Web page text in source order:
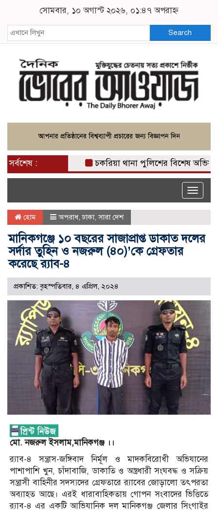
সোমবার, ১০ অগাস্ট ২০২৬, ০১:৪৭ অপরাহ্ন
Search
সর্বশেষ : চকরিয়া থানা পুলিশের বিশেষ অভিযান
Toggle
হোম অপরাধ,ঢাকা,সারা দেশ
মানিকগঞ্জে ১০ বছরের সাজাপ্রাপ্ত ডাকাত দলের
সর্দার তুহিন ও নজরুল (৪০)’কে গ্রেফতার
করেছে র‌্যাব-৪
প্রকাশিত: বৃহস্পতিবার, ৪ এপ্রিল, ২০২৪
মো.নজরুলইসলাম,মানিকগঞ্জ ।।
র‍্যাব-৪ সন্ত্রাস-জঙ্গিবাদ নির্মূল ও মাদকবিরোধী অভিযানের
পাশাপাশি খুন, চাঁদাবাজি, ডাকাতি ও অস্ত্রধারী সংঘবদ্ধ ও সক্রিয়
সন্ত্রাসী বাহিনীর সদস্যদের গ্রেফতারে র‌্যাবের জোড়ালো তৎপরতা
অব্যাহত আছে। এরই ধারাবাহিকতায় গোপন সংবাদের ভিত্তিতে
র‌্যাব-৪ এর একটি আভিযানিক দল মানিকগঞ্জ জেলার সিংগাইর